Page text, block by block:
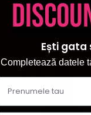
Adauga in
Ești gata
Completează datele